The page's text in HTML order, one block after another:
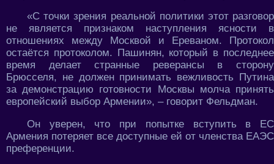
«С точки зрения реальной политики этот разговор
не является признаком наступления ясности в
отношениях между Москвой и Ереваном. Протокол
остаётся протоколом. Пашинян, который в последнее
время делает странные реверансы в сторону
Брюсселя, не должен принимать вежливость Путина
за демонстрацию готовности Москвы молча принять
европейский выбор Армении», – говорит Фельдман.
Он уверен, что при попытке вступить в ЕС
Армения потеряет все доступные ей от членства ЕАЭС
преференции.